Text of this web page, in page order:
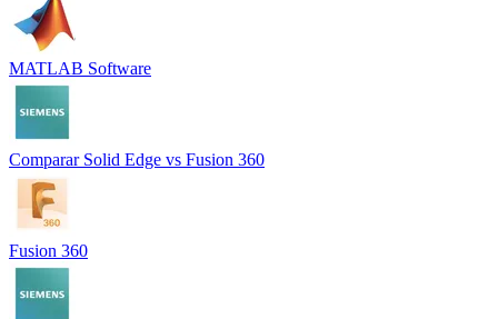
MATLAB Software
Comparar Solid Edge vs Fusion 360
Fusion 360